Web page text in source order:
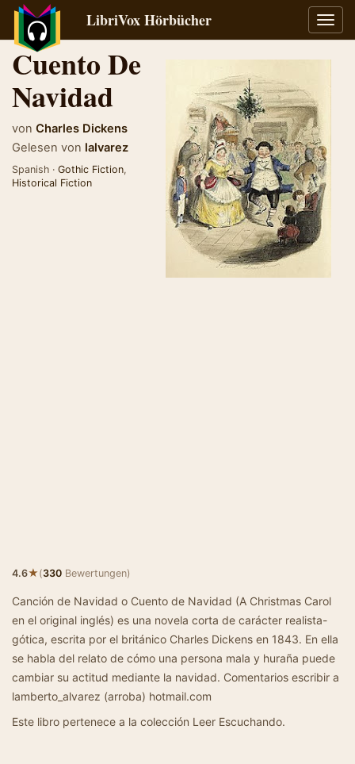
LibriVox Hörbücher
Cuento De
Navidad
von Charles Dickens
Gelesen von lalvarez
Spanish · Gothic Fiction,
Historical Fiction
4.6★(330 Bewertungen)
Canción de Navidad o Cuento de Navidad (A Christmas Carol
en el original inglés) es una novela corta de carácter realista-
gótica, escrita por el británico Charles Dickens en 1843. En ella
se habla del relato de cómo una persona mala y huraña puede
cambiar su actitud mediante la navidad. Comentarios escribir a
lamberto_alvarez (arroba) hotmail.com
Este libro pertenece a la colección Leer Escuchando.